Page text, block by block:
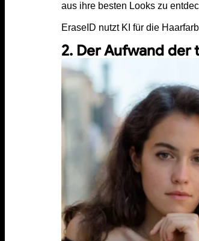
aus ihre besten Looks zu
EraseID nutzt KI für die
2. Der Aufwand